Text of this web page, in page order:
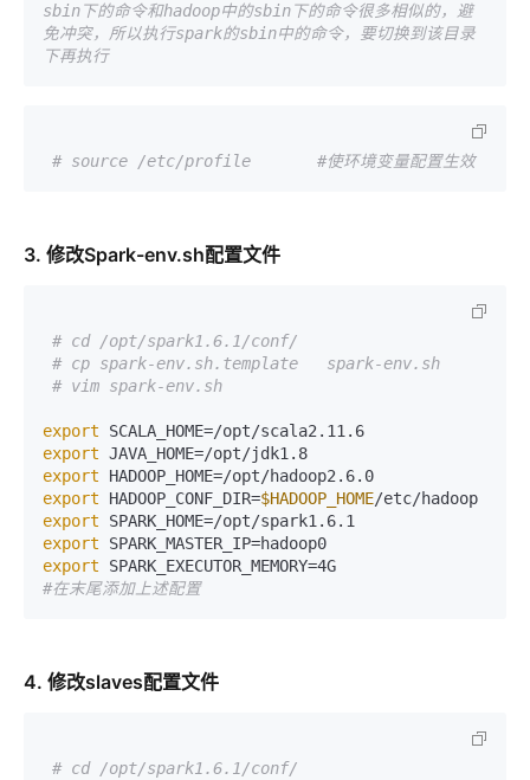
sbin下的命令和hadoop中的sbin下的命令很多相似的，避
免冲突，所以执行spark的sbin中的命令，要切换到该目录
下再执行
# source /etc/profile       #使环境变量配置生效
3. 修改Spark-env.sh配置文件
# cd /opt/spark1.6.1/conf/
# cp spark-env.sh.template   spark-env.sh
# vim spark-env.sh
export
export
export
export HADOOP_CONF_DIR=$HADOOP_HOME
export
export
export
#在末尾添加上述配置
4. 修改slaves配置文件
# cd /opt/spark1.6.1/conf/